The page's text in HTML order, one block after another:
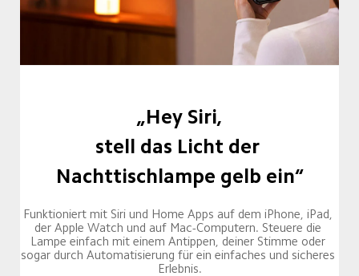
„Hey Siri,
stell das Licht der
Nachttischlampe gelb ein“
Funktioniert mit Siri und Home Apps auf dem iPhone, iPad,
der Apple Watch und auf Mac-Computern. Steuere die
Lampe einfach mit einem Antippen, deiner Stimme oder
sogar durch Automatisierung für ein einfaches und sicheres
Erlebnis.